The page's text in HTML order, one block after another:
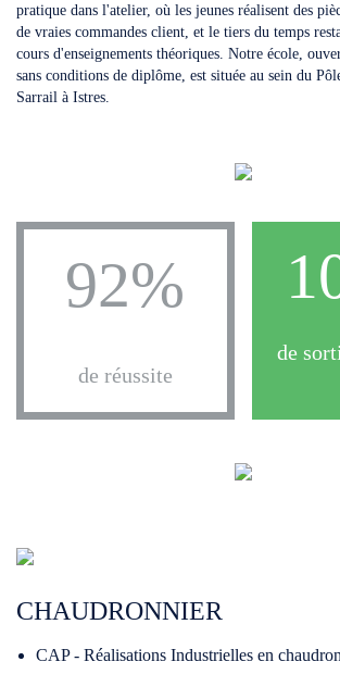
pratique dans l'atelier, où les jeunes réalisent des
de vraies commandes client, et le tiers du temps
cours d'enseignements théoriques. Notre école,
sans conditions de diplôme, est située au sein du
Sarrail à Istres.
92%
de réussite
de
CHAUDRONNIER
CAP - Réalisations Industrielles en